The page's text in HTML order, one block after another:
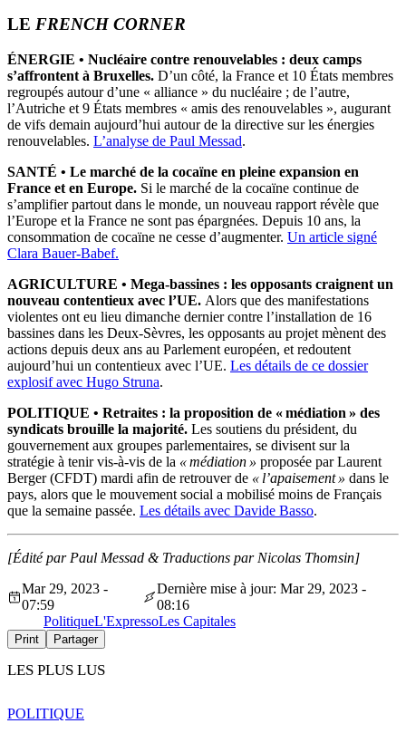
LE FRENCH CORNER
ÉNERGIE • Nucléaire contre renouvelables : deux camps
s’affrontent à Bruxelles. D’un côté, la France et 10 États membres
regroupés autour d’une « alliance » du nucléaire ; de l’autre,
l’Autriche et 9 États membres « amis des renouvelables », augurant
de vifs demain aujourd’hui autour de la directive sur les énergies
renouvelables. L’analyse de Paul Messad.
SANTÉ • Le marché de la cocaïne en pleine expansion en
France et en Europe. Si le marché de la cocaïne continue de
s’amplifier partout dans le monde, un nouveau rapport révèle que
l’Europe et la France ne sont pas épargnées. Depuis 10 ans, la
consommation de cocaïne ne cesse d’augmenter. Un article signé
Clara Bauer-Babef.
AGRICULTURE • Mega-bassines : les opposants craignent un
nouveau contentieux avec l’UE. Alors que des manifestations
violentes ont eu lieu dimanche dernier contre l’installation de 16
bassines dans les Deux-Sèvres, les opposants au projet mènent des
actions depuis deux ans au Parlement européen, et redoutent
aujourd’hui un contentieux avec l’UE. Les détails de ce dossier
explosif avec Hugo Struna.
POLITIQUE • Retraites : la proposition de « médiation » des
syndicats brouille la majorité. Les soutiens du président, du
gouvernement aux groupes parlementaires, se divisent sur la
stratégie à tenir vis-à-vis de la « médiation » proposée par Laurent
Berger (CFDT) mardi afin de retrouver de « l’apaisement » dans le
pays, alors que le mouvement social a mobilisé moins de Français
que la semaine passée. Les détails avec Davide Basso.
[Édité par Paul Messad & Traductions par Nicolas Thomsin]
Mar 29, 2023 -
07:59
Dernière mise à jour: Mar 29, 2023 -
08:16
PolitiqueL'ExpressoLes Capitales
Print Partager
LES PLUS LUS
POLITIQUE